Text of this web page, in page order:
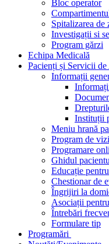
Bloc operator
Spitalizarea de
Investigații si
Program gărzi
Echipa Medicală
Pacienți și Servicii de
Informații
Instituții
Meniu hrană
Program de
Programare
Ghidul
Educație
Chestionar de
Îngrijiri la
Asociații
Întrebări
Formulare tip
Programări